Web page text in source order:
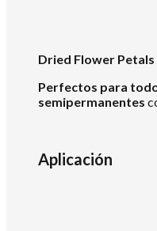
Dried Flower
Perfectos para
semipermanentes
Aplicación